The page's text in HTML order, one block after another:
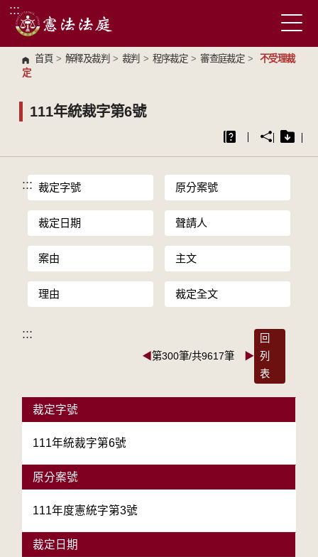
跳到主要內容區塊
:::
首頁 > 解釋及裁判 > 裁判 > 程序裁定 > 審查庭裁定 >
不受理裁
定
111年統裁字第6號
::: 裁定字號 原分案號
裁定日期 聲請人
案由 主文
理由 裁定全文
:::
◀第300筆/共9617筆 ▶
回
列
表
裁定字號
111年統裁字第6號
原分案號
111年度憲統字第3號
裁定日期